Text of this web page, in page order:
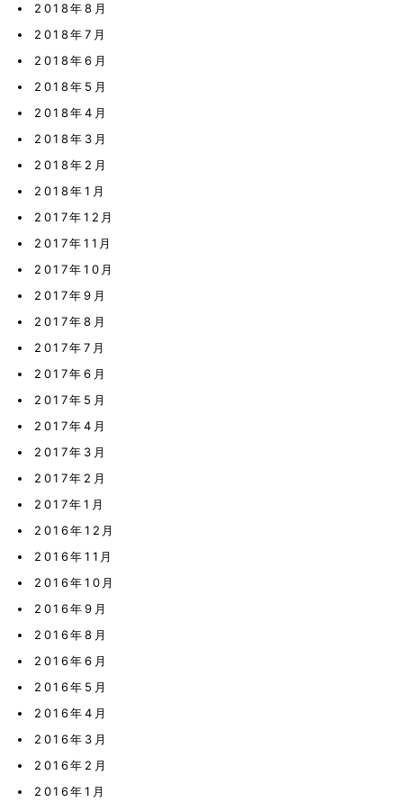
2018年8月
2018年7月
2018年6月
2018年5月
2018年4月
2018年3月
2018年2月
2018年1月
2017年12月
2017年11月
2017年10月
2017年9月
2017年8月
2017年7月
2017年6月
2017年5月
2017年4月
2017年3月
2017年2月
2017年1月
2016年12月
2016年11月
2016年10月
2016年9月
2016年8月
2016年6月
2016年5月
2016年4月
2016年3月
2016年2月
2016年1月